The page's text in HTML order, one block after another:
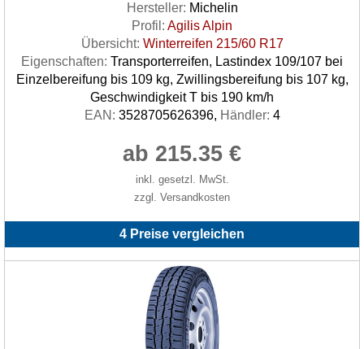
Hersteller: Michelin
Profil: Agilis Alpin
Übersicht: Winterreifen 215/60 R17
Eigenschaften: Transporterreifen, Lastindex 109/107 bei
Einzelbereifung bis 109 kg, Zwillingsbereifung bis 107 kg,
Geschwindigkeit T bis 190 km/h
EAN: 3528705626396, Händler: 4
ab 215.35 €
inkl. gesetzl. MwSt.
zzgl. Versandkosten
4 Preise vergleichen